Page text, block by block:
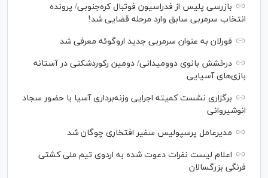
بازرسی پلیس از فدراسیون فوتبال کره‌جنوبی/ پرونده
انتخاب سرمربی سابق وارد مرحله قضایی شد!
فورلان به عنوان سرمربی جدید اروگوئه معرفی شد
درخشش بانوی دوومیدانی/ دومین رکوردشکنی در آستانه
بازی‌های آسیایی
برگزاری نشست کمیته اجرایی وزنه‌برداری آسیا با حضور سجاد
انوشیروانی
مدیرعامل پرسپولیس سفیر افتخاری چوگان شد
اعلام لیست نفرات دعوت شده به اردوی تیم ملی کشتی
فرنگی بزرگسالان